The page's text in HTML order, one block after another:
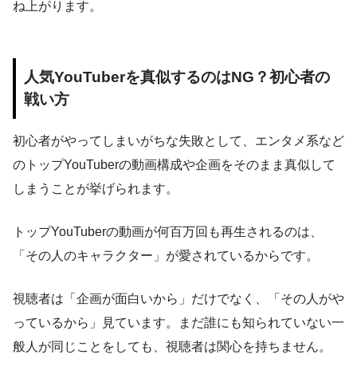
ね上がります。
人気YouTuberを真似するのはNG？初心者の
戦い方
初心者がやってしまいがちな失敗として、エンタメ系など
のトップYouTuberの動画構成や企画をそのまま真似して
しまうことが挙げられます。
トップYouTuberの動画が何百万回も再生されるのは、
「その人のキャラクター」が愛されているからです。
視聴者は「企画が面白いから」だけでなく、「その人がや
っているから」見ています。まだ誰にも知られていない一
般人が同じことをしても、視聴者は関心を持ちません。